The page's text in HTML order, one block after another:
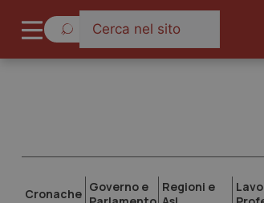
Cronache Governo e
Regioni e